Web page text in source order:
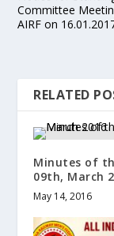
Committee
AIRF on
RELATED
Minutes of
09th, March
May 14, 2016